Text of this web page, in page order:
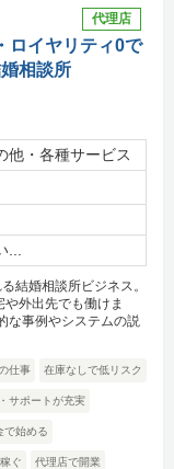
代理店
ロイヤリティ0で
相談所
他・各種サービス
結婚相談所ビジネス。
外出先でも働けま
な事例やシステムの説
仕事 在庫なしで低リスク
サポートが充実
で始める
ぐ 代理店で開業